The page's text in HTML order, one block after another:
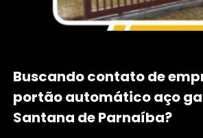
Buscando contato de
portão automático aço
Santana de Parnaíba?